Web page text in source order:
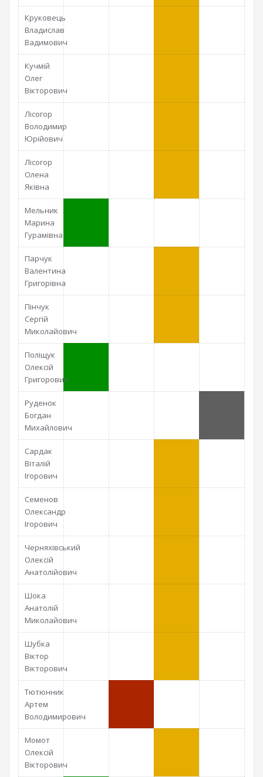
Круковець
Владислав
Вадимович
Кучмій
Олег
Вікторович
Лісогор
Володимир
Юрійович
Лісогор
Олена
Яківна
Мельник
Марина
Гурамівна
Парчук
Валентина
Григорівна
Пінчук
Сергій
Миколайович
Поліщук
Олексій
Григорович
Руденок
Богдан
Михайлович
Сардак
Віталій
Ігорович
Семенов
Олександр
Ігорович
Черняхівський
Олексій
Анатолійович
Шока
Анатолій
Миколайович
Шубка
Віктор
Вікторович
Тютюнник
Артем
Володимирович
Момот
Олексій
Вікторович